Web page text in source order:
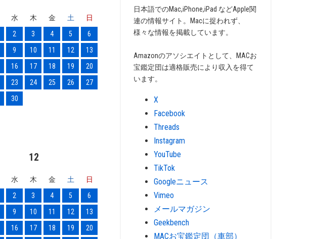
水 木 金 土
日
2 3 4 5
6
9 10 11 12
13
16 17 18 19
20
23 24 25 26
27
30
12
水 木 金 土
日
2 3 4 5
6
9 10 11 12
13
16 17 18 19 20
日本語でのMac,iPhone,iPad などApple関
連の情報サイト。Macに捉われず、
様々な情報を掲載しています。
Amazonのアソシエイトとして、MACお
宝鑑定団は適格販売により収入を得て
います。
X
Facebook
Threads
Instagram
YouTube
TikTok
Googleニュース
Vimeo
メールマガジン
Geekbench
MACお宝鑑定団（車部）